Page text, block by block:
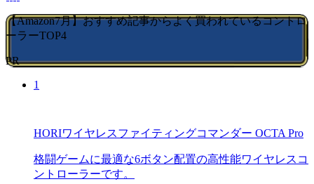
【Amazon7月】おすすめ記事からよく買われているコントロ
ーラーTOP4
PR
1
HORIワイヤレスファイティングコマンダー OCTA Pro
格闘ゲームに最適な6ボタン配置の高性能ワイヤレスコ
ントローラーです。